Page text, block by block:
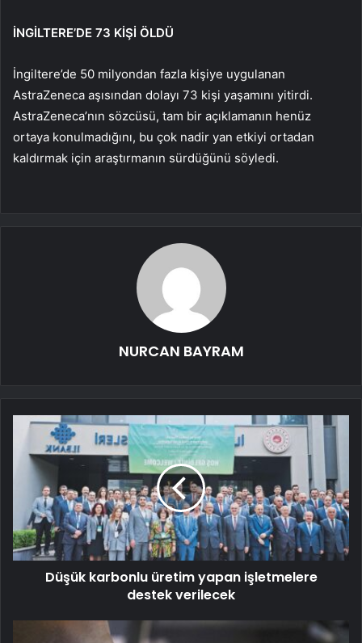
İNGİLTERE’DE 73 KİŞİ ÖLDÜ
İngiltere’de 50 milyondan fazla kişiye uygulanan
AstraZeneca aşısından dolayı 73 kişi yaşamını yitirdi.
AstraZeneca’nın sözcüsü, tam bir açıklamanın henüz
ortaya konulmadığını, bu çok nadir yan etkiyi ortadan
kaldırmak için araştırmanın sürdüğünü söyledi.
NURCAN BAYRAM
Düşük karbonlu üretim yapan işletmelere
destek verilecek